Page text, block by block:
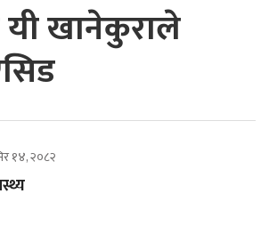
खानेकुराले
१४, २०८२